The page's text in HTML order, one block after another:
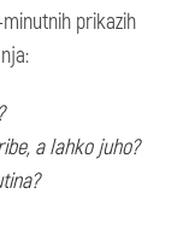
prikazih
a lahko juho?